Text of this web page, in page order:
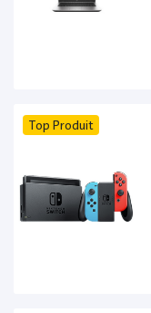
Top Produit